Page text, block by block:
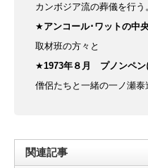
カンボジア流の葬儀を行う
★アンコール･ワットの中
取材班の方々と
★1973年８月 プノンペン
僧侶たちと一緒の一ノ瀬泰
関連記事